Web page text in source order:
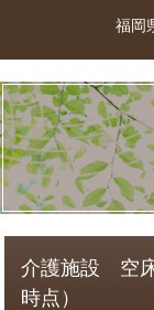
福岡
介護施設 空
時点）